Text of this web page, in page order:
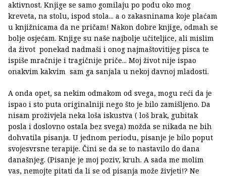
aktivnost. Knjige se samo gomilaju po podu oko mog
kreveta, na stolu, ispod stola... a o zakasninama koje plaćam
u knjižnicama da ne pričam! Nakon dobre knjige, odmah se
bolje osjećam. Knjige su naše najbolje učiteljice, ali mislim
da život ponekad nadmaši i onog najmaštovitijeg pisca te
ispiše mračnije i tragičnije priče... Moj život nije ispao
onakvim kakvim sam ga sanjala u nekoj davnoj mladosti.
A onda opet, sa nekim odmakom od svega, mogu reći da je
ispao i sto puta originalniji nego što je bilo zamišljeno. Da
nisam proživjela neka loša iskustva ( loš brak, gubitak
posla i doslovno ostala bez svega) možda se nikada ne bih
dohvatila pisanja. U jednom periodu, pisanje je bilo poput
svojesvrsne terapije. Čini se da se to nastavilo do dana
današnjeg. (Pisanje je moj poziv, kruh. A sada me molim
vas, nemojte pitati da li se od pisanja može živjeti!? Ne